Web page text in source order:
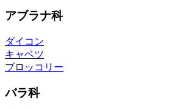
アブラナ科
ダイコン
キャベツ
ブロッコリー
バラ科